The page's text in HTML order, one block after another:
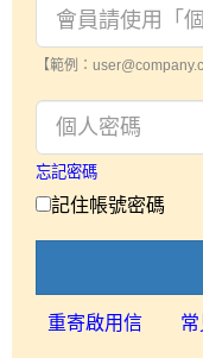
【範例：
忘記密碼
記住帳號密碼
重寄啟用信